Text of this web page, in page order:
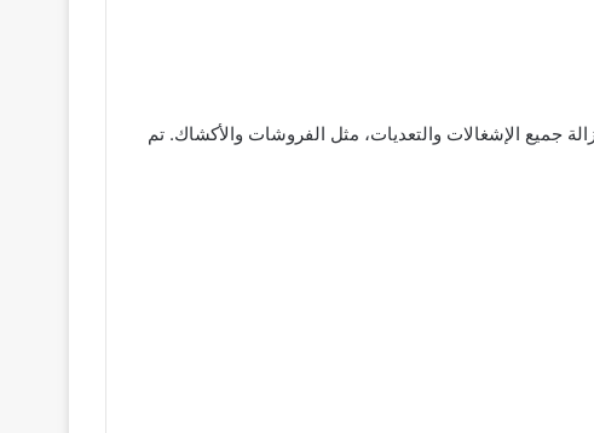
الإشغالات والتعديات، مثل الفروشات والأكشاك. تم